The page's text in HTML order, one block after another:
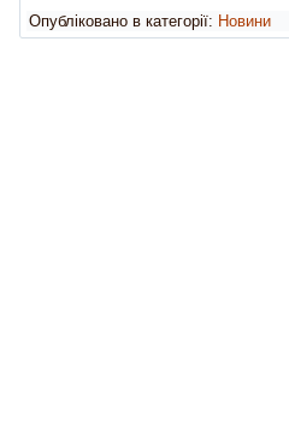
Опубліковано в категорії: Новини